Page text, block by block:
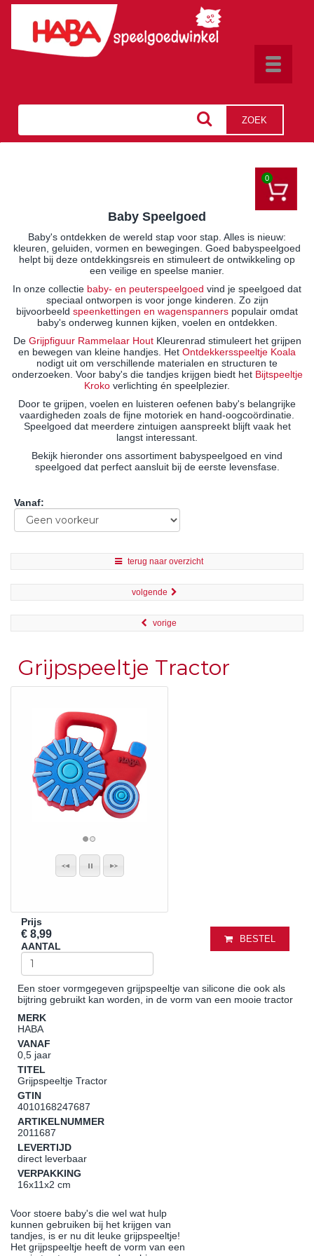
Toggle
ZOEK
0
Baby Speelgoed
Baby's ontdekken de wereld stap voor stap. Alles is nieuw:
kleuren, geluiden, vormen en bewegingen. Goed babyspeelgoed
helpt bij deze ontdekkingsreis en stimuleert de ontwikkeling op
een veilige en speelse manier.
In onze collectie baby- en peuterspeelgoed vind je speelgoed dat
speciaal ontworpen is voor jonge kinderen. Zo zijn
bijvoorbeeld speenkettingen en wagenspanners populair omdat
baby's onderweg kunnen kijken, voelen en ontdekken.
De Grijpfiguur Rammelaar HoutKleurenrad stimuleert het grijpen
en bewegen van kleine handjes. Het Ontdekkersspeeltje Koala
nodigt uit om verschillende materialen en structuren te
onderzoeken. Voor baby's die tandjes krijgen biedt het Bijtspeeltje
Kroko verlichting én speelplezier.
Door te grijpen, voelen en luisteren oefenen baby's belangrijke
vaardigheden zoals de fijne motoriek en hand-oogcoördinatie.
Speelgoed dat meerdere zintuigen aanspreekt blijft vaak het
langst interessant.
Bekijk hieronder ons assortiment babyspeelgoed en vind
speelgoed dat perfect aansluit bij de eerste levensfase.
Vanaf:
terug naar overzicht
volgende
vorige
Grijpspeeltje Tractor
Prijs
€ 8,99
AANTAL
BESTEL
Een stoer vormgegeven grijpspeeltje van silicone die ook als
bijtring gebruikt kan worden, in de vorm van een mooie tractor
MERK
HABA
VANAF
0,5 jaar
TITEL
Grijpspeeltje Tractor
GTIN
4010168247687
ARTIKELNUMMER
2011687
LEVERTIJD
direct leverbaar
VERPAKKING
16x11x2 cm
Voor stoere baby's die wel wat hulp
kunnen gebruiken bij het krijgen van
tandjes, is er nu dit leuke grijpspeeltje!
Het grijpspeeltje heeft de vorm van een